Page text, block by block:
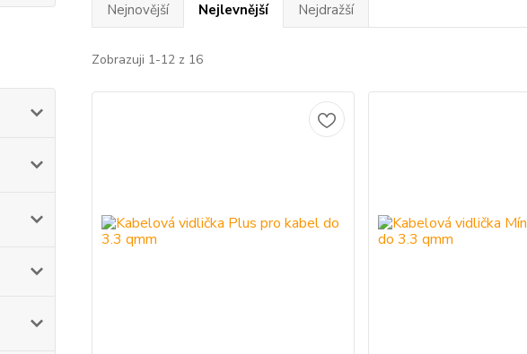
Nejnovější Nejlevnější Nejdražší
Zobrazuji 1-12 z 16